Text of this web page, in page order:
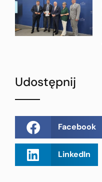
Udostępnij
Facebook
LinkedIn